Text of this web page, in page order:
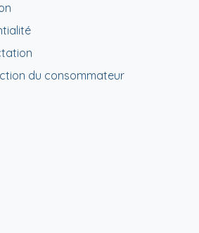
du consommateur